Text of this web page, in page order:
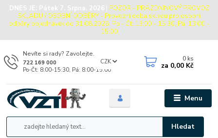
DNES JE: Pátek 7. Srpna, 2026 | POZOR - PRÁZDNINOVÝ PROVOZ
SKLADU / OSOBNÍ ODBĚRY - Provozní doba skladu pro osobní
odběry objednávek do 31.08.2026: Po - Čt: 13:00 - 15:30, Pá: 13:00 -
15:00
Menu
CZK
Hledat
Nevíte si rady? Zavolejte.
722 169 000
Po-Čt: 8:00-15:30, Pá: 8:00-15:00
0 ks
za 0,00 Kč